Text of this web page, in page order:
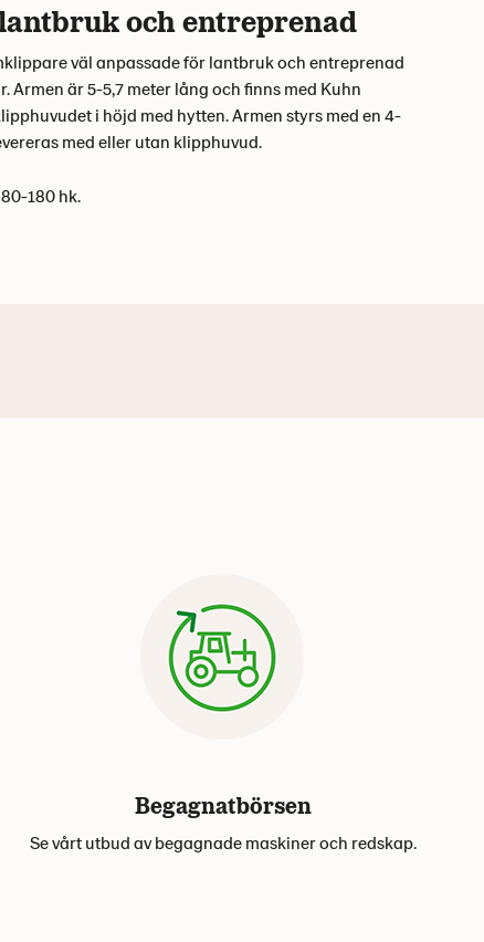
och entreprenad
väl anpassade för lantbruk och entreprenad
Armen är 5-5,7 meter lång och finns med Kuhn
i höjd med hytten. Armen styrs med en 4-
med eller utan klipphuvud.
180 hk.
Begagnatbörsen
Se vårt utbud av begagnade maskiner och redskap.